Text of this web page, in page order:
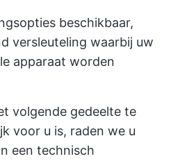
beschikbaar,
versleuteling waarbij uw
apparaat worden
volgende gedeelte te
voor u is, raden we u
een technisch